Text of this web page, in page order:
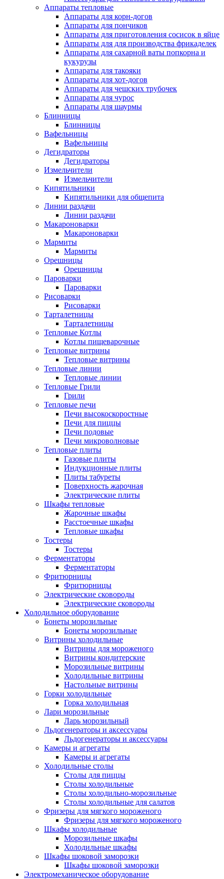
Аппараты тепловые
Аппараты для корн-догов
Аппараты для пончиков
Аппараты для приготовления сосисок в яйце
Аппараты для для производства фрикаделек
Аппараты для сахарной ваты попкорна и
кукурузы
Аппараты для такояки
Аппараты для хот-догов
Аппараты для чешских трубочек
Аппараты для чурос
Аппараты для шаурмы
Блинницы
Блинницы
Вафельницы
Вафельницы
Дегидраторы
Дегидраторы
Измельчители
Измельчители
Кипятильники
Кипятильники для общепита
Линии раздачи
Линии раздачи
Макароноварки
Макароноварки
Мармиты
Мармиты
Орешницы
Орешницы
Пароварки
Пароварки
Рисоварки
Рисоварки
Тарталетницы
Тарталетницы
Тепловые Котлы
Котлы пищеварочные
Тепловые витрины
Тепловые витрины
Тепловые линии
Тепловые линии
Тепловые Грили
Грили
Тепловые печи
Печи высокоскоростные
Печи для пиццы
Печи подовые
Печи микроволновые
Тепловые плиты
Газовые плиты
Индукционные плиты
Плиты табуреты
Поверхность жарочная
Электрические плиты
Шкафы тепловые
Жарочные шкафы
Расстоечные шкафы
Тепловые шкафы
Тостеры
Тостеры
Ферментаторы
Ферментаторы
Фритюрницы
Фритюрницы
Электрические сковороды
Электрические сковороды
Холодильное оборудование
Бонеты морозильные
Бонеты морозильные
Витрины холодильные
Витрины для мороженого
Витрины кондитерские
Морозильные витрины
Холодильные витрины
Настольные витрины
Горки холодильные
Горка холодильная
Лари морозильные
Ларь морозильный
Льдогенераторы и аксессуары
Льдогенераторы и аксессуары
Камеры и агрегаты
Камеры и агрегаты
Холодильные столы
Столы для пиццы
Столы холодильные
Столы холодильно-морозильные
Столы холодильные для салатов
Фризеры для мягкого мороженого
Фризеры для мягкого мороженого
Шкафы холодильные
Mорозильные шкафы
Холодильные шкафы
Шкафы шоковой заморозки
Шкафы шоковой заморозки
Электромеханическое оборудование